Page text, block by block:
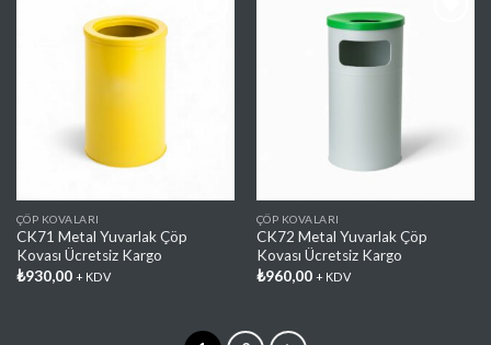
ÇÖP KOVALARI
CK71 Metal Yuvarlak Çöp
Kovası Ücretsiz Kargo
₺930,00 + KDV
ÇÖP KOVALARI
CK72 Metal Yuvarlak Çöp
Kovası Ücretsiz Kargo
₺960,00 + KDV